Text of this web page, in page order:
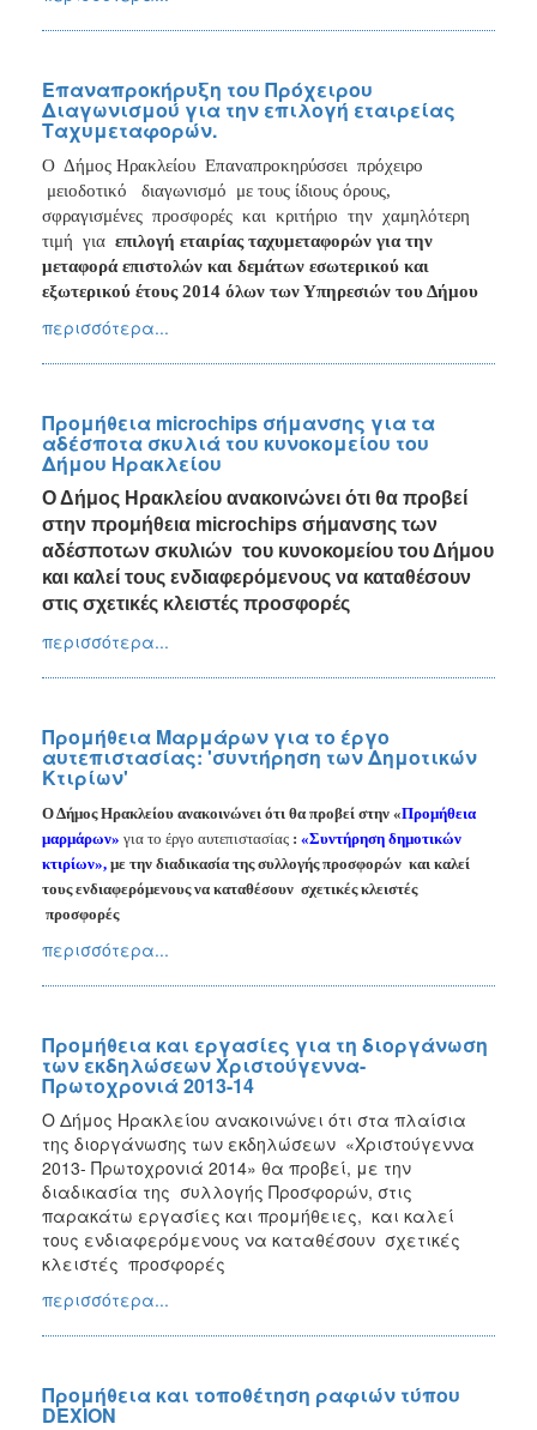
Επαναπροκήρυξη του Πρόχειρου
Διαγωνισμού για την επιλογή εταιρείας
Ταχυμεταφορών.
Ο Δήμος Ηρακλείου Επαναπροκηρύσσει πρόχειρο
μειοδοτικό
διαγωνισμό
με τους ίδιους όρους,
σφραγισμένες προσφορές και κριτήριο την χαμηλότερη
τιμή για επιλογή εταιρίας ταχυμεταφορών για την
μεταφορά επιστολών και δεμάτων εσωτερικού και
εξωτερικού έτους 2014 όλων των Υπηρεσιών του Δήμου
περισσότερα...
Προμήθεια microchips σήμανσης για τα
αδέσποτα σκυλιά του κυνοκομείου του
Δήμου Ηρακλείου
Ο Δήμος Ηρακλείου ανακοινώνει ότι θα προβεί
στην προμήθεια microchips σήμανσης των
αδέσποτων σκυλιών του κυνοκομείου του Δήμου
και καλεί τους ενδιαφερόμενους να καταθέσουν
στις σχετικές κλειστές προσφορές
περισσότερα...
Προμήθεια Μαρμάρων για το έργο
αυτεπιστασίας: 'συντήρηση των Δημοτικών
Κτιρίων'
Ο Δήμος Ηρακλείου ανακοινώνει ότι θα προβεί στην «Προμήθεια
μαρμάρων» για το έργο αυτεπιστασίας : «Συντήρηση δημοτικών
κτιρίων», με την διαδικασία της συλλογής προσφορών και καλεί
τους ενδιαφερόμενους να καταθέσουν σχετικές κλειστές
προσφορές
περισσότερα...
Προμήθεια και εργασίες για τη διοργάνωση
των εκδηλώσεων Χριστούγεννα-
Πρωτοχρονιά 2013-14
Ο Δήμος Ηρακλείου ανακοινώνει ότι στα πλαίσια
της διοργάνωσης των εκδηλώσεων «Χριστούγεννα
2013- Πρωτοχρονιά 2014» θα προβεί, με την
διαδικασία της συλλογής Προσφορών, στις
παρακάτω εργασίες και προμήθειες, και καλεί
τους ενδιαφερόμενους να καταθέσουν σχετικές
κλειστές προσφορές
περισσότερα...
Προμήθεια και τοποθέτηση ραφιών τύπου
DEXION